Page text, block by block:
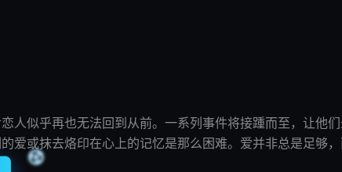
恋人似乎再也无法回到从前。一系列事件将接踵而至，让他们
爱或抹去烙印在心上的记忆是那么困难。爱并非总是足够